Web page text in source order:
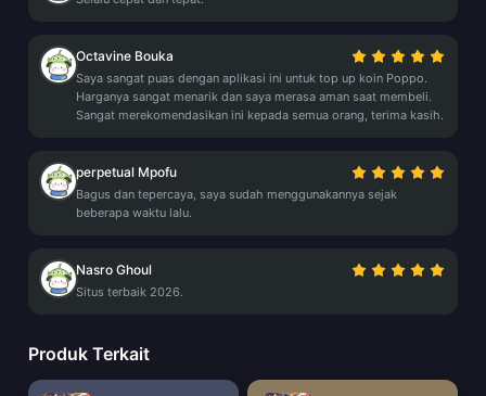
Octavine Bouka
Saya sangat puas dengan aplikasi ini untuk top up koin Poppo.
Harganya sangat menarik dan saya merasa aman saat membeli.
Sangat merekomendasikan ini kepada semua orang, terima kasih.
perpetual Mpofu
Bagus dan tepercaya, saya sudah menggunakannya sejak
beberapa waktu lalu.
Nasro Ghoul
Situs terbaik 2026.
Produk Terkait